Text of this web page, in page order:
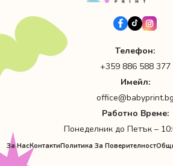
Телефон:
+359 886 588 377
Имейл:
office@babyprint.bg
Работно Време:
Понеделник до Петък –
За НасКонтактиПолитика За Поверителност